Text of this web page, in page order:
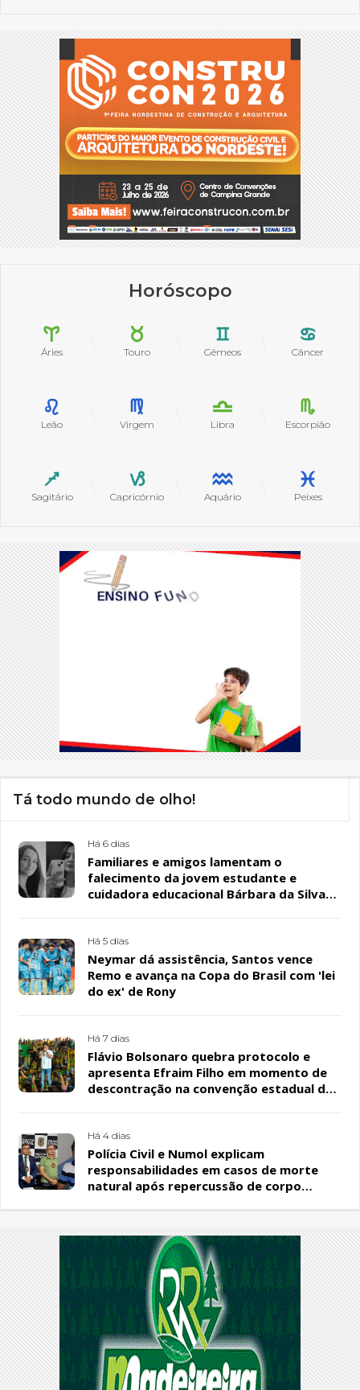
Horóscopo
Áries Touro Gêmeos Câncer
Leão Virgem Libra Escorpião
Sagitário Capricórnio Aquário Peixes
Tá todo mundo de olho!
Há 6 dias
Familiares e amigos lamentam o
falecimento da jovem estudante e
cuidadora educacional Bárbara da Silva
Há 5 dias
Neymar dá assistência, Santos vence
Remo e avança na Copa do Brasil com 'lei
do ex' de Rony
Há 7 dias
Flávio Bolsonaro quebra protocolo e
apresenta Efraim Filho em momento de
descontração na convenção estadual do
Há 4 dias
Polícia Civil e Numol explicam
responsabilidades em casos de morte
natural após repercussão de corpo